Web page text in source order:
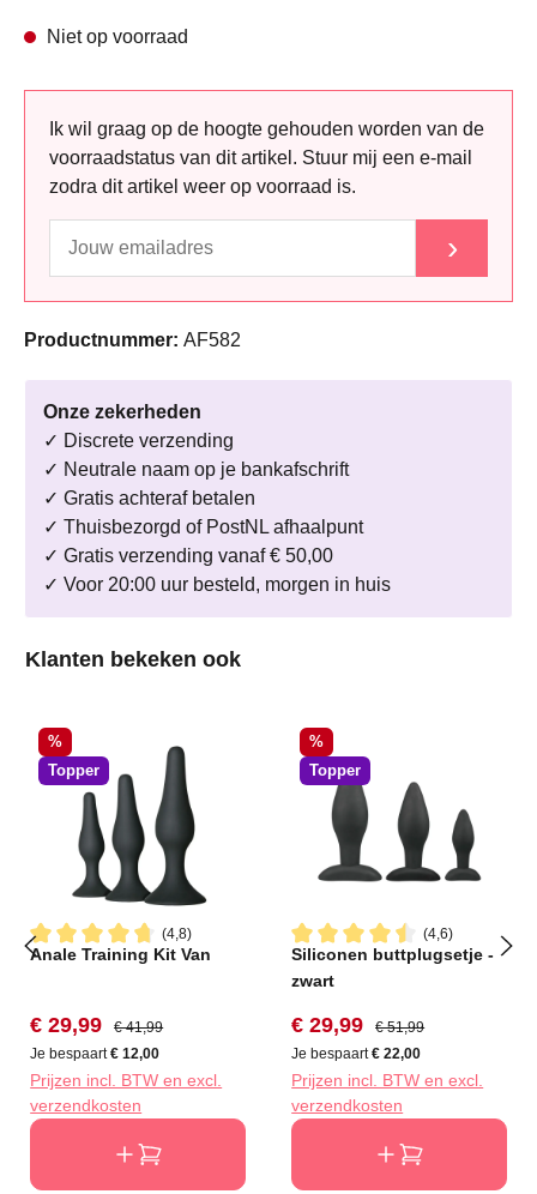
Niet op voorraad
Ik wil graag op de hoogte gehouden worden van de
voorraadstatus van dit artikel. Stuur mij een e-mail
zodra dit artikel weer op voorraad is.
›
Productnummer: AF582
Onze zekerheden
✓ Discrete verzending
✓ Neutrale naam op je bankafschrift
✓ Gratis achteraf betalen
✓ Thuisbezorgd of PostNL afhaalpunt
✓ Gratis verzending vanaf € 50,00
✓ Voor 20:00 uur besteld, morgen in huis
Productgalerij overslaan
Klanten bekeken ook
Korting
%
Topper
(4,8)
Gemiddelde waardering van 4.8 van 5 sterren
Anale Training Kit Van
Verkoopprijs:
€ 29,99 Normale prijs:
€ 41,99
Je bespaart€ 12,00
Prijzen incl. BTW en excl.
verzendkosten
Korting
%
Topper
(4,6)
Gemiddelde waardering van
Siliconen buttplugsetje -
zwart
Verkoopprijs:
€ 29,99 Normale prijs:
€ 51,99
Je bespaart€ 22,00
Prijzen incl. BTW en excl.
verzendkosten